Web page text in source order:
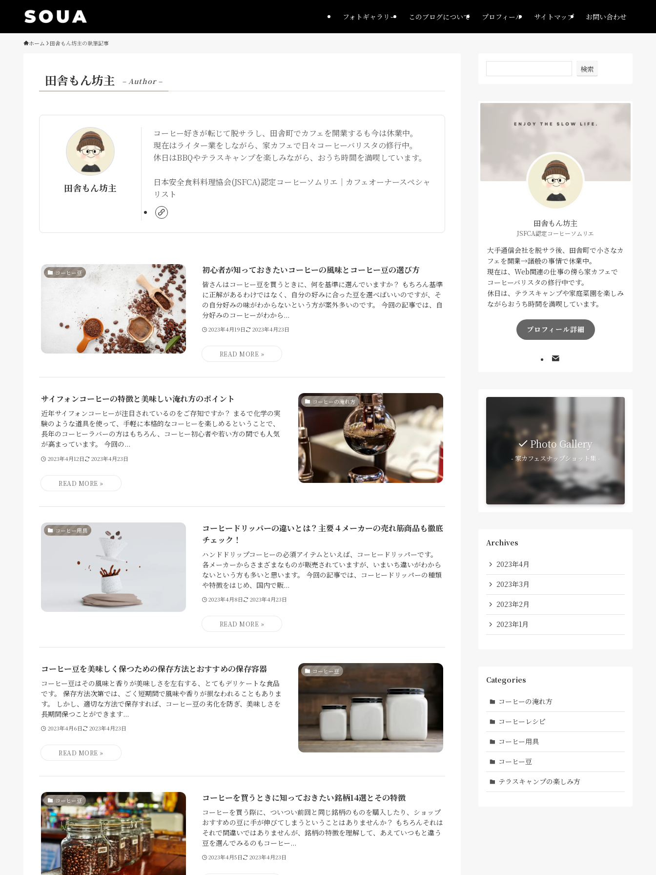
フォトギャラリー このブログについて プロフィール サイトマップ お問い合わせ
ホーム 田舎もん坊主の執筆記事
田舎もん坊主 – Author –
田舎もん坊主
コーヒー好きが転じて脱サラし、田舎町でカフェを開業するも今は休業中。
現在はライター業をしながら、家カフェで日々コーヒーバリスタの修行中。
休日はBBQやテラスキャンプを楽しみながら、おうち時間を満喫しています。
日本安全食料料理協会(JSFCA)認定コーヒーソムリエ｜カフェオーナースペシャ
リスト
コーヒー豆 初心者が知っておきたいコーヒーの風味とコーヒー豆の選び方
皆さんはコーヒー豆を買うときに、何を基準に選んでいますか？ もちろん基準
に正解があるわけではなく、自分の好みに合った豆を選べばいいのですが、そ
の自分好みの味がわからないという方が案外多いのです。 今回の記事では、自
分好みのコーヒーがわから...
2023年4月19日 2023年4月23日
コーヒーの淹れ方
サイフォンコーヒーの特徴と美味しい淹れ方のポイント
近年サイフォンコーヒーが注目されているのをご存知ですか？ まるで化学の実
験のような道具を使って、手軽に本格的なコーヒーを楽しめるということで、
長年のコーヒーラバーの方はもちろん、コーヒー初心者や若い方の間でも人気
が高まっています。 今回の...
2023年4月12日 2023年4月23日
コーヒー用具
コーヒードリッパーの違いとは？主要４メーカーの売れ筋商品も徹底
チェック！
ハンドドリップコーヒーの必須アイテムといえば、コーヒードリッパーです。
各メーカーからさまざまなものが販売されていますが、いまいち違いがわから
ないという方も多いと思います。 今回の記事では、コーヒードリッパーの種類
や特徴をはじめ、国内で販...
2023年4月8日 2023年4月23日
コーヒー豆
コーヒー豆を美味しく保つための保存方法とおすすめの保存容器
コーヒー豆はその風味と香りが美味しさを左右する、とてもデリケートな食品
です。 保存方法次第では、ごく短期間で風味や香りが損なわれることもありま
す。 しかし、適切な方法で保存すれば、コーヒー豆の劣化を防ぎ、美味しさを
長期間保つことができます...
2023年4月6日 2023年4月23日
コーヒー豆 コーヒーを買うときに知っておきたい銘柄14選とその特徴
コーヒーを買う際に、ついつい前回と同じ銘柄のものを購入したり、ショップ
おすすめの豆に手が伸びてしまうということはありませんか？ もちろんそれは
それで間違いではありませんが、銘柄の特徴を理解して、あえていつもと違う
豆を選んでみるのもコーヒー...
2023年4月5日 2023年4月23日
検索
田舎もん坊主
JSFCA認定コーヒーソムリエ
大手通信会社を脱サラ後、田舎町で小さなカ
フェを開業→諸般の事情で休業中。
現在は、Web関連の仕事の傍ら家カフェで
コーヒーバリスタの修行中です。
休日は、テラスキャンプや家庭菜園を楽しみ
ながらおうち時間を満喫しています。
プロフィール詳細
Photo Gallery
- 家カフェスナップショット集 -
Archives
2023年4月
2023年3月
2023年2月
2023年1月
Categories
コーヒーの淹れ方
コーヒーレシピ
コーヒー用具
コーヒー豆
テラスキャンプの楽しみ方